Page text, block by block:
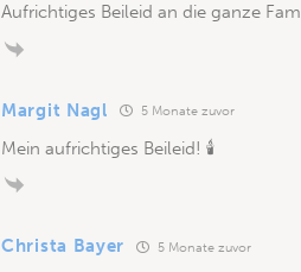
Aufrichtiges Beileid an die ganze
Margit Nagl 5 Monate zuvor
Mein aufrichtiges Beileid! 🕯
Christa Bayer 5 Monate zuvor